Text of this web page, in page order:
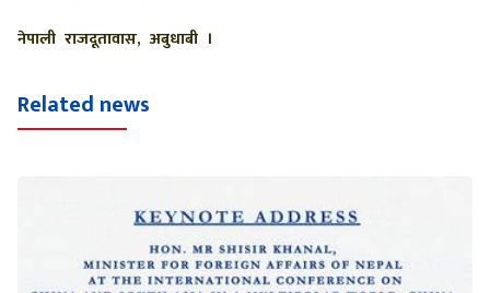
नेपाली राजदूतावास, अबुधाबी ।
Related news